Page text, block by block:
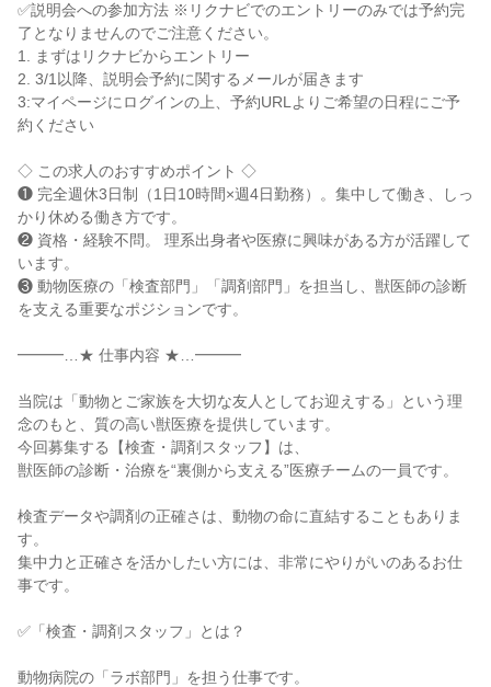
✅説明会への参加方法 ※リクナビでのエントリーのみでは予約完
了となりませんのでご注意ください。
1. まずはリクナビからエントリー
2. 3/1以降、説明会予約に関するメールが届きます
3:マイページにログインの上、予約URLよりご希望の日程にご予
約ください
◇ この求人のおすすめポイント ◇
❶ 完全週休3日制（1日10時間×週4日勤務）。集中して働き、しっ
かり休める働き方です。
❷ 資格・経験不問。 理系出身者や医療に興味がある方が活躍して
います。
❸ 動物医療の「検査部門」「調剤部門」を担当し、獣医師の診断
を支える重要なポジションです。
━━━…★ 仕事内容 ★…━━━
当院は「動物とご家族を大切な友人としてお迎えする」という理
念のもと、質の高い獣医療を提供しています。
今回募集する【検査・調剤スタッフ】は、
獣医師の診断・治療を“裏側から支える”医療チームの一員です。
検査データや調剤の正確さは、動物の命に直結することもありま
す。
集中力と正確さを活かしたい方には、非常にやりがいのあるお仕
事です。
✅「検査・調剤スタッフ」とは？
動物病院の「ラボ部門」を担う仕事です。